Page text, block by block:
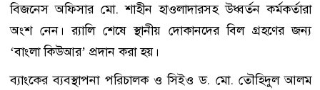
বিজনেস অফিসার মো. শাহীন হাওলাদারসহ উধ্বর্তন কর্মকর্তারা
অংশ নেন। র‌্যালি শেষে স্থানীয় দোকানদের বিল গ্রহণের জন্য
‘বাংলা কিউআর’ প্রদান করা হয়।
ব্যাংকের ব্যবস্থাপনা পরিচালক ও সিইও ড. মো. তৌহিদুল আলম